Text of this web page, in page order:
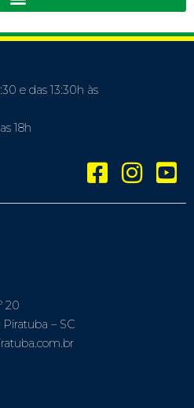
e das 13:30h às
18h
20
– SC